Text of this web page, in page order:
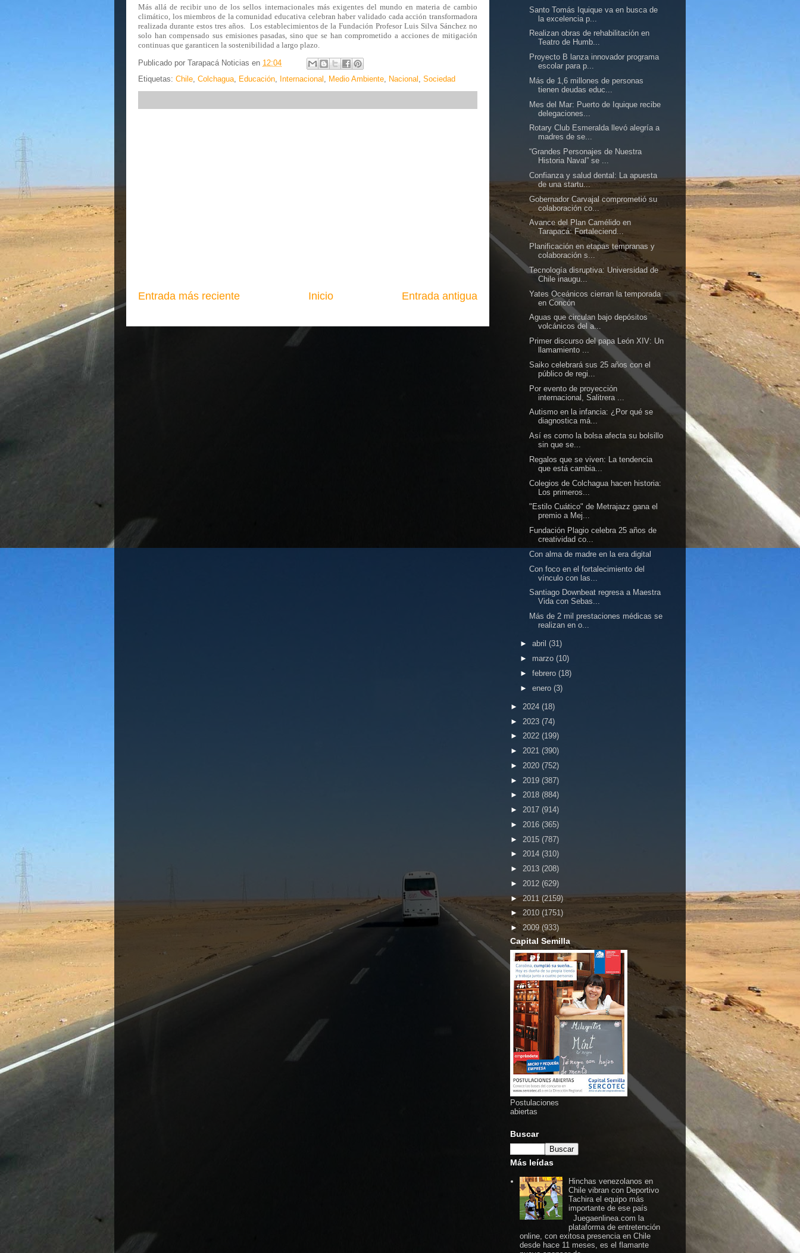
Más allá de recibir uno de los sellos internacionales más exigentes del mundo en materia de cambio
climático, los miembros de la comunidad educativa celebran haber validado cada acción transformadora
realizada durante estos tres años. Los establecimientos de la Fundación Profesor Luis Silva Sánchez no
solo han compensado sus emisiones pasadas, sino que se han comprometido a acciones de mitigación
continuas que garanticen la sostenibilidad a largo plazo.
Publicado por Tarapacá Noticias en 12:04
Etiquetas: Chile, Colchagua, Educación, Internacional , Medio Ambiente, Nacional , Sociedad
Entrada más reciente Entrada antigua
Inicio
Santo Tomás Iquique va en busca de
la excelencia p...
Realizan obras de rehabilitación en
Teatro de Humb...
Proyecto B lanza innovador programa
escolar para p...
Más de 1,6 millones de personas
tienen deudas educ...
Mes del Mar: Puerto de Iquique recibe
delegaciones...
Rotary Club Esmeralda llevó alegría a
madres de se...
“Grandes Personajes de Nuestra
Historia Naval” se ...
Confianza y salud dental: La apuesta
de una startu...
Gobernador Carvajal comprometió su
colaboración co...
Avance del Plan Camélido en
Tarapacá: Fortaleciend...
Planificación en etapas tempranas y
colaboración s...
Tecnología disruptiva: Universidad de
Chile inaugu...
Yates Oceánicos cierran la temporada
en Concón
Aguas que circulan bajo depósitos
volcánicos del a...
Primer discurso del papa León XIV: Un
llamamiento ...
Saiko celebrará sus 25 años con el
público de regi...
Por evento de proyección
internacional, Salitrera ...
Autismo en la infancia: ¿Por qué se
diagnostica má...
Así es como la bolsa afecta su bolsillo
sin que se...
Regalos que se viven: La tendencia
que está cambia...
Colegios de Colchagua hacen historia:
Los primeros...
"Estilo Cuático" de Metrajazz gana el
premio a Mej...
Fundación Plagio celebra 25 años de
creatividad co...
Con alma de madre en la era digital
Con foco en el fortalecimiento del
vínculo con las...
Santiago Downbeat regresa a Maestra
Vida con Sebas...
Más de 2 mil prestaciones médicas se
realizan en o...
► abril (31)
► marzo (10)
► febrero (18)
► enero (3)
► 2024 (18)
► 2023 (74)
► 2022 (199)
► 2021 (390)
► 2020 (752)
► 2019 (387)
► 2018 (884)
► 2017 (914)
► 2016 (365)
► 2015 (787)
► 2014 (310)
► 2013 (208)
► 2012 (629)
►2011(2159)
► 2010 (1751)
►2009 (933)
Capital Semilla
Postulaciones
abiertas
Buscar
Más leídas
Hinchas venezolanos en
Chile vibran con Deportivo
Tachira el equipo más
importante de ese país
Juegaenlinea.com la
plataforma de entretención
online, con exitosa presencia en Chile
desde hace 11 meses, es el flamante